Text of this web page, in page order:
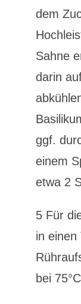
dem
Sahne
darin
ggf.
einem
etwa 2
5 Für
in einen
bei